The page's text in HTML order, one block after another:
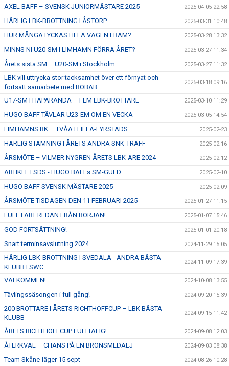
AXEL BAFF – SVENSK JUNIORMÄSTARE 2025 2025-04-05 22:58
HÄRLIG LBK-BROTTNING I ÅSTORP 2025-03-31 10:48
HUR MÅNGA LYCKAS HELA VÄGEN FRAM? 2025-03-28 13:32
MINNS NI U20-SM I LIMHAMN FÖRRA ÅRET? 2025-03-27 11:34
Årets sista SM – U20-SM i Stockholm 2025-03-27 11:32
LBK vill uttrycka stor tacksamhet över ett förnyat och
fortsatt samarbete med ROBAB
2025-03-18 09:16
U17-SM I HAPARANDA – FEM LBK-BROTTARE 2025-03-10 11:29
HUGO BAFF TÄVLAR U23-EM OM EN VECKA 2025-03-05 14:54
LIMHAMNS BK – TVÅA I LILLA-FYRSTADS 2025-02-23
HÄRLIG STÄMNING I ÅRETS ANDRA SNK-TRÄFF 2025-02-16
ÅRSMÖTE – VILMER NYGREN ÅRETS LBK-ARE 2024 2025-02-12
ARTIKEL I SDS - HUGO BAFFs SM-GULD 2025-02-10
HUGO BAFF SVENSK MÄSTARE 2025 2025-02-09
ÅRSMÖTE TISDAGEN DEN 11 FEBRUARI 2025 2025-01-27 11:15
FULL FART REDAN FRÅN BÖRJAN! 2025-01-07 15:46
GOD FORTSÄTTNING! 2025-01-01 20:18
Snart terminsavslutning 2024 2024-11-29 15:05
HÄRLIG LBK-BROTTNING I SVEDALA - ANDRA BÄSTA
KLUBB I SWC
2024-11-09 17:39
VÄLKOMMEN! 2024-10-08 13:55
Tävlingssäsongen i full gång! 2024-09-20 15:39
200 BROTTARE I ÅRETS RICHTHOFFCUP – LBK BÄSTA
KLUBB
2024-09-15 11:42
ÅRETS RICHTHOFFCUP FULLTALIG! 2024-09-08 12:03
ÅTERKVAL – CHANS PÅ EN BRONSMEDALJ 2024-09-03 08:38
Team Skåne-läger 15 sept 2024-08-26 10:28